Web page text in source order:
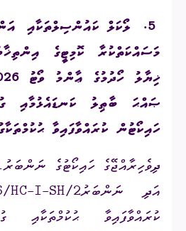
5.
ލޯކަލް ކައުންސިލްތަކާއި
މަސައްކަތްކުރާ ކޮމިޓީގެ
ޞައްޙަ ބާޠިލު ކަނޑައެޅުމާއި
ހައިކޯޓުން ކުރައްވާފައިވާ
ދިވެހިރާއްޖޭގެ ހައިކޯޓުގެ ނަންބަރު
އަދި ނަންބަރުHC-I-SH/2
ކުރައްވާފައިވާ ޙުކުމްތަކާއި